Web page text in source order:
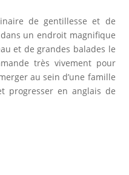
de gentillesse et de
dans un endroit magnifique
et de grandes balades le
très vivement pour
au sein d’une famille
progresser en anglais de